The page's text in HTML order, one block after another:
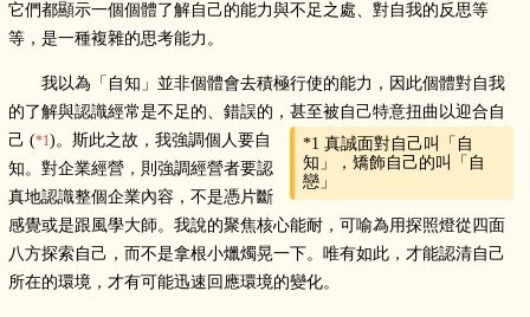
它們都顯示一個個體了解自己的能力與不足之處、對自我的反思等
等，是一種複雜的思考能力。
我以為「自知」並非個體會去積極行使的能力，因此個體對自我
的了解與認識經常是不足的、錯誤的，甚至被自己特意扭曲以迎合自
己 (*1 *1真誠面對自己叫「自
知」，矯飾自己的叫「自
戀」
)。斯此之故，我強調個人要自
知。對企業經營，則強調經營者要認
真地認識整個企業內容，不是憑片斷
感覺或是跟風學大師。我說的聚焦核心能耐，可喻為用探照燈從四面
八方探索自己，而不是拿根小爉燭晃一下。唯有如此，才能認清自己
所在的環境，才有可能迅速回應環境的變化。